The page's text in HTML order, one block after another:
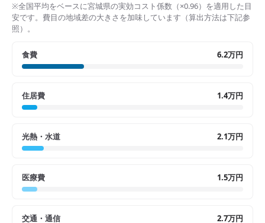
※全国平均をベースに宮城県の実効コスト係数（×0.96）を適用した目
安です。費目の地域差の大きさを加味しています（算出方法は下記参
照）。
食費 6.2万円
住居費 1.4万円
光熱・水道 2.1万円
医療費 1.5万円
交通・通信 2.7万円